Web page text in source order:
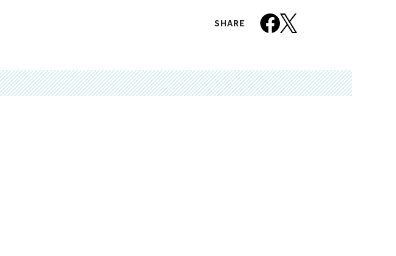
SHARE